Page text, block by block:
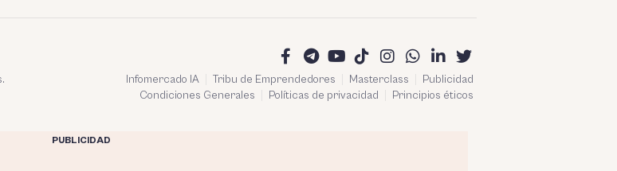
Infomercado IA Tribu de Emprendedores Masterclass
Publicidad
Condiciones Generales
Políticas de privacidad Principios éticos
PUBLICIDAD